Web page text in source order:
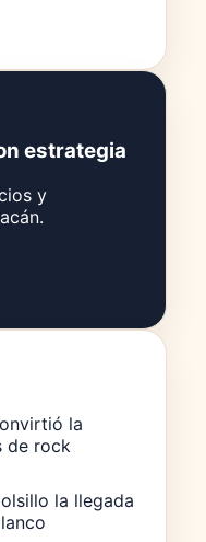
estrategia
y
la
de rock
la llegada